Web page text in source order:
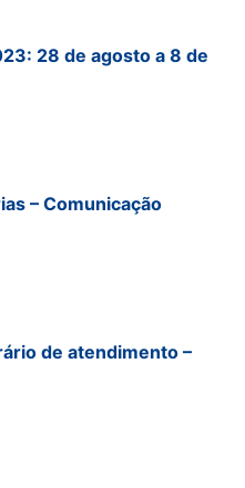
28 de agosto a 8 de
– Comunicação
de atendimento –